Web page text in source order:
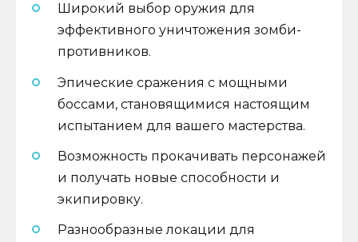
Широкий выбор оружия для
эффективного уничтожения зомби-
противников.
Эпические сражения с мощными
боссами, становящимися настоящим
испытанием для вашего мастерства.
Возможность прокачивать персонажей
и получать новые способности и
экипировку.
Разнообразные локации для